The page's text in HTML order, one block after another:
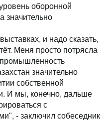
оборонной
значительно
и надо сказать,
Меня просто потрясла
значительно
собственной
И мы, конечно, дальше
с
- заключил собеседник